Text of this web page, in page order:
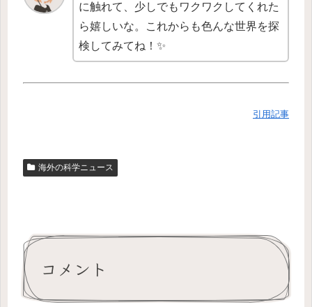
に触れて、少しでもワクワクしてくれた
ら嬉しいな。これからも色んな世界を探
検してみてね！✨
引用記事
海外の科学ニュース
コメント